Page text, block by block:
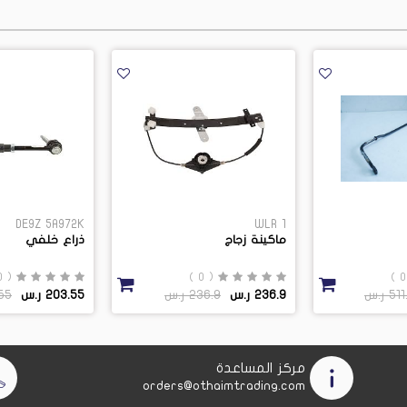
DE9Z 5A972K
ذراع خلفي
( 0 )
203.55 ر.س
WLR 1
ماكينة زجاج
( 0 )
236.9 ر.س 236.9 ر.س ر.س
مركز المساعدة
orders@othaimtrading.com